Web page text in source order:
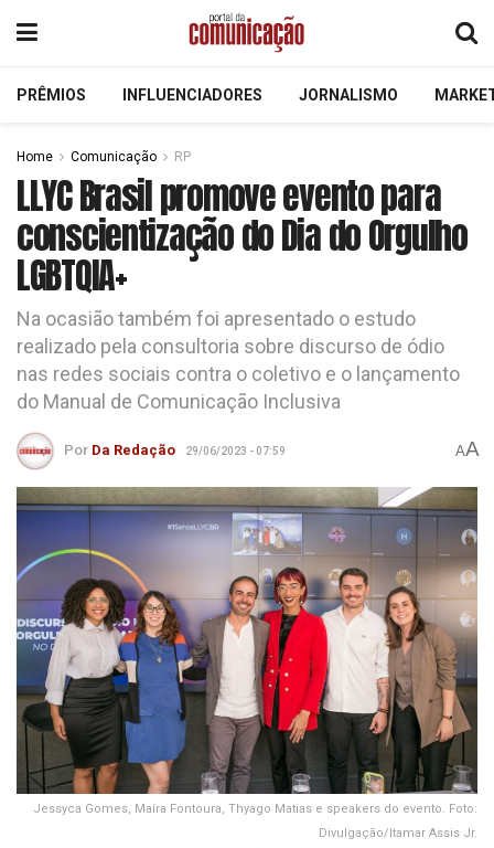
PRÊMIOS INFLUENCIADORES JORNALISMO
Home Comunicação RP
LLYC Brasil promove evento para
conscientização do Dia do Orgulho
LGBTQIA+
Na ocasião também foi apresentado o estudo
realizado pela consultoria sobre discurso de ódio
nas redes sociais contra o coletivo e o lançamento
do Manual de Comunicação Inclusiva
Por Da Redação 29/06/2023 - 07:59 AA
Jessyca Gomes, Maíra Fontoura, Thyago Matias e speakers do evento. Foto:
Divulgação/Itamar Assis Jr.